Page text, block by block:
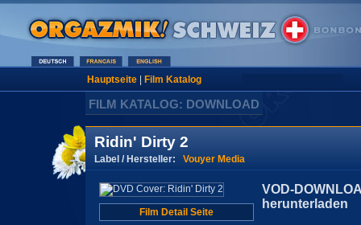
Hauptseite| Film Katalog
FILM KATALOG: DOWNLOAD
Ridin' Dirty 2
Label / Hersteller: Vouyer Media
Film Detail Seite
VOD-
herunterladen